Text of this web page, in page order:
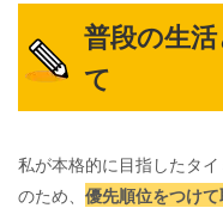
普段の生
て
私が本格的に目指したタ
のため、 優先順位をつけ